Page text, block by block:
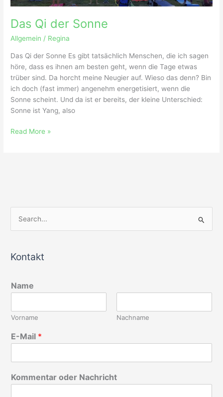
Das Qi der Sonne
Allgemein / Regina
Das Qi der Sonne Es gibt tatsächlich Menschen, die ich sagen
höre, dass es ihnen am besten geht, wenn die Tage etwas
trüber sind. Da horcht meine Neugier auf. Wieso das denn? Bin
ich doch (fast immer) angenehm energetisiert, wenn die
Sonne scheint. Und da ist er bereits, der kleine Unterschied:
Sonne ist Yang, also
Read More »
h
n
a
h
Kontakt
Name
Vorname Nachname
E-Mail *
Kommentar oder Nachricht